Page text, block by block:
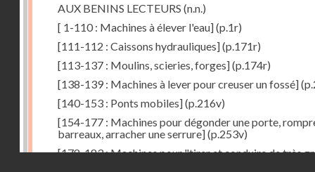
AUX BENINS LECTEURS (n.n.)
[ 1-110 : Machines à élever l'eau](p.1r)
[111-112 : Caissons hydrauliques](p.171r)
[113-137 : Moulins, scieries, forges](p.174r)
[138-139 : Machines à lever pour creuser un fossé]
[140-153 : Ponts mobiles](p.216v)
[154-177 : Machines pour dégonder une porte,
barreaux, arracher une serrure](p.253v)
[178-183 : Machines pour "tirer et conduire de très